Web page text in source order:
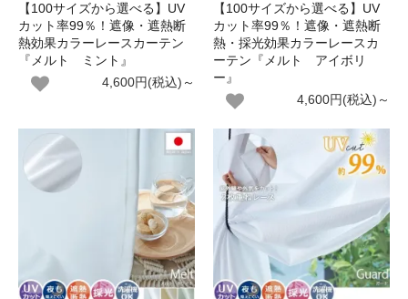
【100サイズから選べる】UV
カット率99％！遮像・遮熱断
熱効果カラーレースカーテン
『メルト ミント』
4,600円(税込)～
【100サイズから選べる】UV
カット率99％！遮像・遮熱断
熱・採光効果カラーレースカ
ーテン『メルト アイボリ
ー』
4,600円(税込)～